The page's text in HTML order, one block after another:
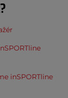
inSPORTline